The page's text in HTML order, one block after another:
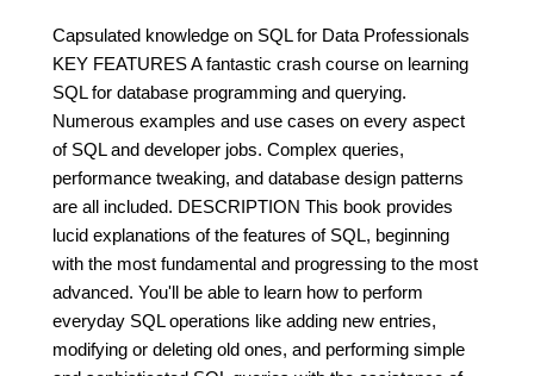
Capsulated knowledge on SQL for Data Professionals
KEY FEATURES A fantastic crash course on learning
SQL for database programming and querying.
Numerous examples and use cases on every aspect
of SQL and developer jobs. Complex queries,
performance tweaking, and database design patterns
are all included. DESCRIPTION This book provides
lucid explanations of the features of SQL, beginning
with the most fundamental and progressing to the most
advanced. You'll be able to learn how to perform
everyday SQL operations like adding new entries,
modifying or deleting old ones, and performing simple